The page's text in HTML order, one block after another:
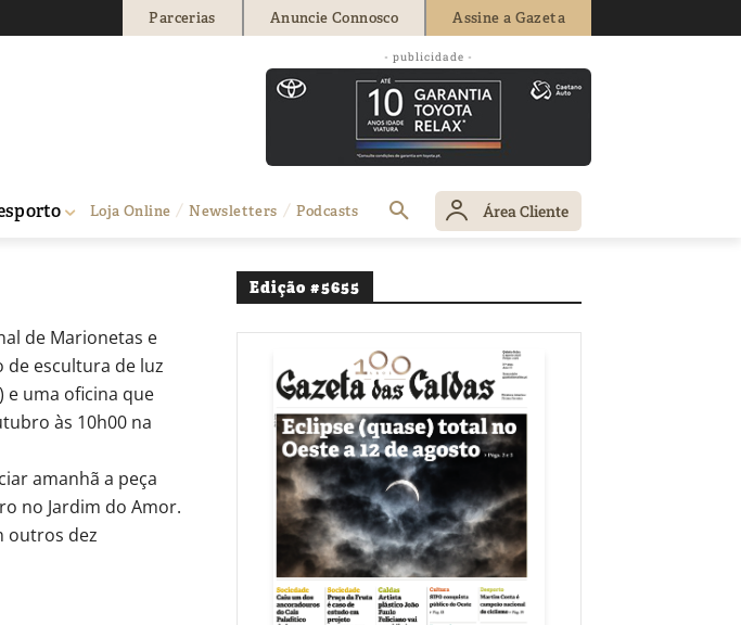
Parcerias Anuncie Connosco Assine a Gazeta
- publicidade -
Loja Online Newsletters Podcasts Área Cliente
em Alcobaça
de Marionetas e
de escultura de luz
e uma oficina que
às 10h00 na
amanhã a peça
no Jardim do Amor.
outros dez
Edição #5655